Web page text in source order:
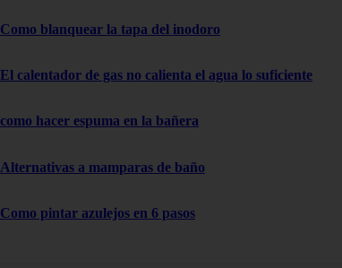
Como blanquear la tapa del inodoro
El calentador de gas no calienta el agua lo suficiente
como hacer espuma en la bañera
Alternativas a mamparas de baño
Como pintar azulejos en 6 pasos